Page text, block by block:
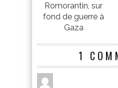
Romorantin, sur
fond de guerre à
Gaza
1